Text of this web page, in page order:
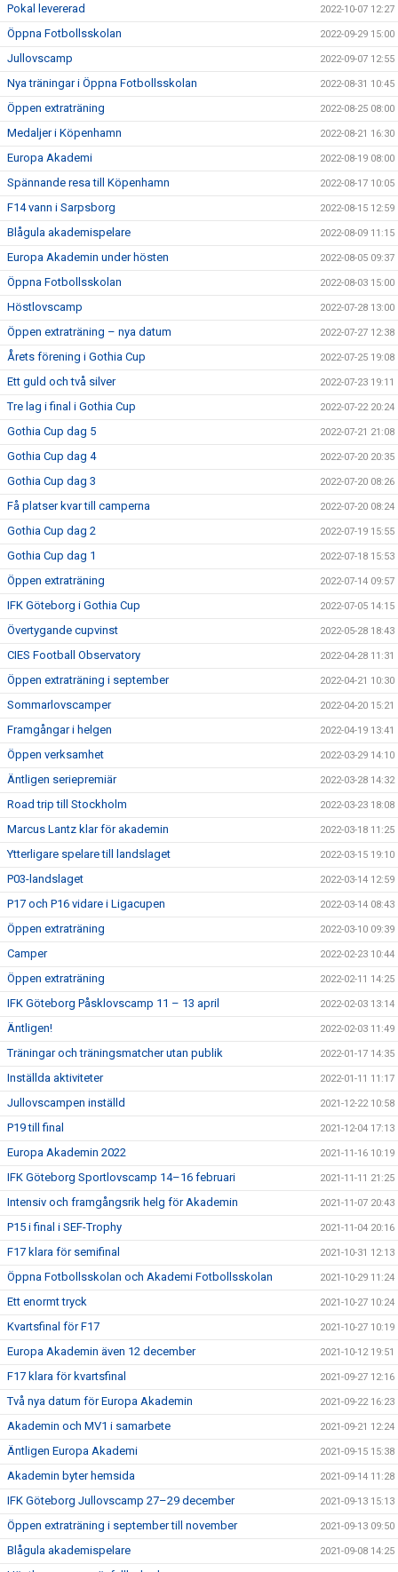
Pokal levererad 2022-10-07 12:27
Öppna Fotbollsskolan 2022-09-29 15:00
Jullovscamp 2022-09-07 12:55
Nya träningar i Öppna Fotbollsskolan 2022-08-31 10:45
Öppen extraträning 2022-08-25 08:00
Medaljer i Köpenhamn 2022-08-21 16:30
Europa Akademi 2022-08-19 08:00
Spännande resa till Köpenhamn 2022-08-17 10:05
F14 vann i Sarpsborg 2022-08-15 12:59
Blågula akademispelare 2022-08-09 11:15
Europa Akademin under hösten 2022-08-05 09:37
Öppna Fotbollsskolan 2022-08-03 15:00
Höstlovscamp 2022-07-28 13:00
Öppen extraträning – nya datum 2022-07-27 12:38
Årets förening i Gothia Cup 2022-07-25 19:08
Ett guld och två silver 2022-07-23 19:11
Tre lag i final i Gothia Cup 2022-07-22 20:24
Gothia Cup dag 5 2022-07-21 21:08
Gothia Cup dag 4 2022-07-20 20:35
Gothia Cup dag 3 2022-07-20 08:26
Få platser kvar till camperna 2022-07-20 08:24
Gothia Cup dag 2 2022-07-19 15:55
Gothia Cup dag 1 2022-07-18 15:53
Öppen extraträning 2022-07-14 09:57
IFK Göteborg i Gothia Cup 2022-07-05 14:15
Övertygande cupvinst 2022-05-28 18:43
CIES Football Observatory 2022-04-28 11:31
Öppen extraträning i september 2022-04-21 10:30
Sommarlovscamper 2022-04-20 15:21
Framgångar i helgen 2022-04-19 13:41
Öppen verksamhet 2022-03-29 14:10
Äntligen seriepremiär 2022-03-28 14:32
Road trip till Stockholm 2022-03-23 18:08
Marcus Lantz klar för akademin 2022-03-18 11:25
Ytterligare spelare till landslaget 2022-03-15 19:10
P03-landslaget 2022-03-14 12:59
P17 och P16 vidare i Ligacupen 2022-03-14 08:43
Öppen extraträning 2022-03-10 09:39
Camper 2022-02-23 10:44
Öppen extraträning 2022-02-11 14:25
IFK Göteborg Påsklovscamp 11 – 13 april 2022-02-03 13:14
Äntligen! 2022-02-03 11:49
Träningar och träningsmatcher utan publik 2022-01-17 14:35
Inställda aktiviteter 2022-01-11 11:17
Jullovscampen inställd 2021-12-22 10:58
P19 till final 2021-12-04 17:13
Europa Akademin 2022 2021-11-16 10:19
IFK Göteborg Sportlovscamp 14–16 februari 2021-11-11 21:25
Intensiv och framgångsrik helg för Akademin 2021-11-07 20:43
P15 i final i SEF-Trophy 2021-11-04 20:16
F17 klara för semifinal 2021-10-31 12:13
Öppna Fotbollsskolan och Akademi Fotbollsskolan 2021-10-29 11:24
Ett enormt tryck 2021-10-27 10:24
Kvartsfinal för F17 2021-10-27 10:19
Europa Akademin även 12 december 2021-10-12 19:51
F17 klara för kvartsfinal 2021-09-27 12:16
Två nya datum för Europa Akademin 2021-09-22 16:23
Akademin och MV1 i samarbete 2021-09-21 12:24
Äntligen Europa Akademi 2021-09-15 15:38
Akademin byter hemsida 2021-09-14 11:28
IFK Göteborg Jullovscamp 27–29 december 2021-09-13 15:13
Öppen extraträning i september till november 2021-09-13 09:50
Blågula akademispelare 2021-09-08 14:25